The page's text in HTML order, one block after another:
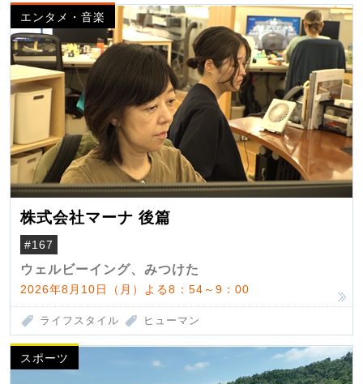
エンタメ・音楽
株式会社マーナ 後篇
#167
ウェルビーイング、みつけた
2026年8月10日（月）よる8：54～9：00
ライフスタイル ヒューマン
スポーツ